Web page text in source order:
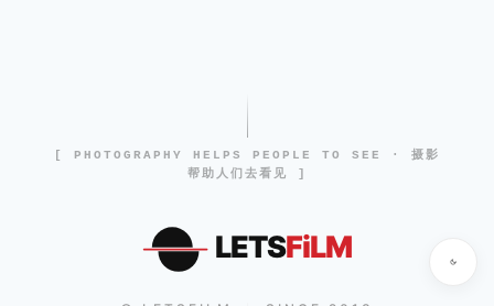
[ PHOTOGRAPHY HELPS PEOPLE TO SEE · 摄影
帮助人们去看见 ]
LETSFiLM